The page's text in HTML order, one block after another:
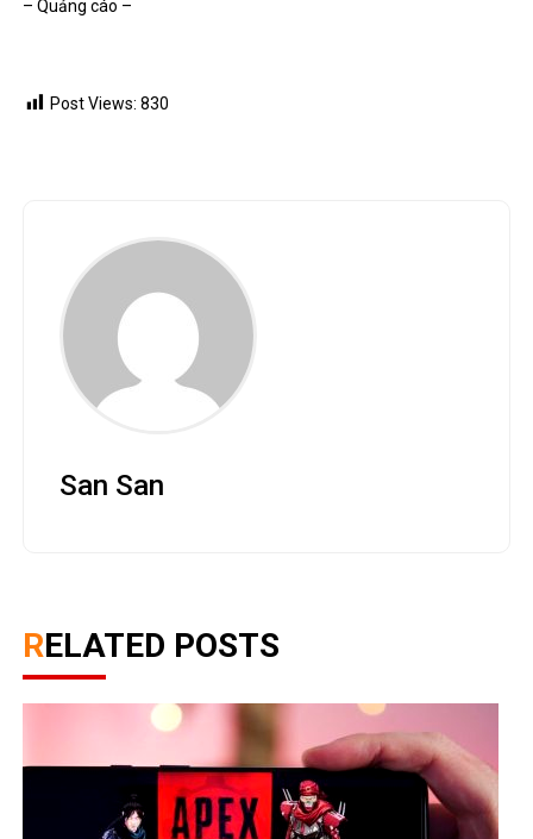
– Quảng cáo –
Post Views: 830
San San
RELATED POSTS